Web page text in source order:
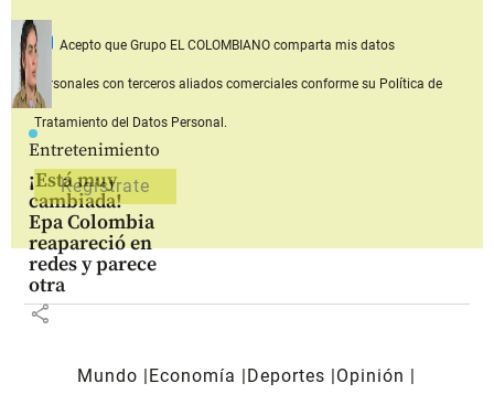
Entretenimiento
¡Está muy
cambiada!
Epa Colombia
reapareció en
redes y parece
otra
share
Acepto que Grupo EL COLOMBIANOcomparta mis datos
personales con terceros aliados comerciales conforme su Política de
Tratamiento del Datos Personal.
Mundo Economía Deportes
Opinión